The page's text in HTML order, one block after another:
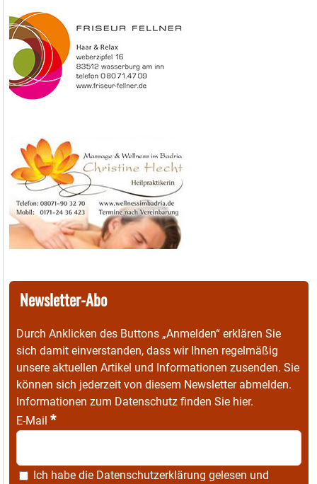
Newsletter-Abo
Durch Anklicken des Buttons „Anmelden“ erklären Sie
sich damit einverstanden, dass wir Ihnen regelmäßig
unsere aktuellen Artikel und Informationen zusenden. Sie
können sich jederzeit von diesem Newsletter abmelden.
Informationen zum Datenschutz finden Sie hier.
E-Mail *
Ich habe die Datenschutzerklärung gelesen und